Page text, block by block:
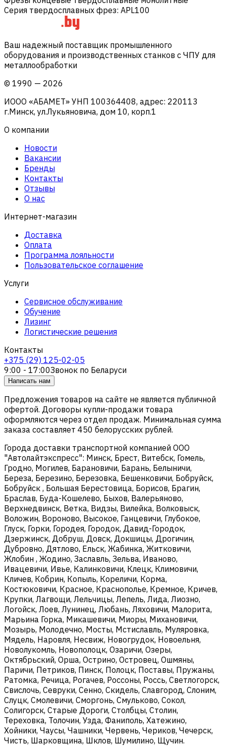
Серия твердосплавных фрез: APL100
Ваш надежный поставщик промышленного
оборудования и производственных станков с ЧПУ для
металлообработки
© 1990 — 2026
ИООО «АБАМЕТ» УНП 100364408, адрес: 220113
г.Минск, ул.Лукьяновича, дом 10, корп.1
О компании
Новости
Вакансии
Бренды
Контакты
Отзывы
О нас
Интернет-магазин
Доставка
Оплата
Программа лояльности
Пользовательское соглашение
Услуги
Сервисное обслуживание
Обучение
Лизинг
Логистические решения
Контакты
+375 (29) 125-02-05
9:00 - 17:00Звонок по Беларуси
Написать нам
Предложения товаров на сайте не является публичной
офертой. Договоры купли-продажи товара
оформляются через отдел продаж. Минимальная сумма
заказа составляет 450 белорусских рублей.
Города доставки транспортной компанией ООО
"Автолайтэкспресс": Минск, Брест, Витебск, Гомель,
Гродно, Могилев, Барановичи, Барань, Белыничи,
Береза, Березино, Березовка, Бешенковичи, Бобруйск,
Бобруйск , Большая Берестовица, Борисов, Брагин,
Браслав, Буда-Кошелево, Быхов, Валерьяново,
Верхнедвинск, Ветка, Видзы, Вилейка, Волковыск,
Воложин, Вороново, Высокое, Ганцевичи, Глубокое,
Глуск, Горки, Городея, Городок, Давид-Городок,
Дзержинск, Добруш, Довск, Докшицы, Дрогичин,
Дубровно, Дятлово, Ельск, Жабинка, Житковичи,
Жлобин , Жодино, Заславль, Зельва, Иваново,
Ивацевичи, Ивье, Калинковичи, Клецк, Климовичи,
Кличев, Кобрин, Копыль, Кореличи, Корма,
Костюковичи, Красное, Краснополье, Кремное, Кричев,
Крупки, Лагвощи, Лельчицы, Лепель, Лида, Лиозно,
Логойск, Лоев, Лунинец, Любань, Ляховичи, Малорита,
Марьина Горка, Микашевичи, Миоры, Михановичи,
Мозырь, Молодечно, Мосты, Мстиславль, Муляровка,
Мядель, Наровля, Несвиж, Новогрудок, Новоельня,
Новолукомль, Новополоцк, Озаричи, Озеры,
Октябрьский, Орша, Острино, Островец, Ошмяны,
Паричи, Петриков, Пинск, Полоцк, Поставы, Пружаны,
Ратомка, Речица, Рогачев, Россоны, Россь, Светлогорск,
Свислочь, Севруки, Сенно, Скидель, Славгород, Слоним,
Слуцк, Смолевичи, Сморгонь, Смульково, Сокол,
Солигорск, Старые Дороги, Столбцы, Столин,
Тереховка, Толочин, Узда, Фаниполь, Хатежино,
Хойники, Чаусы, Чашники, Червень, Чериков, Чечерск,
Чисть, Шарковщина, Шклов, Шумилино, Щучин.